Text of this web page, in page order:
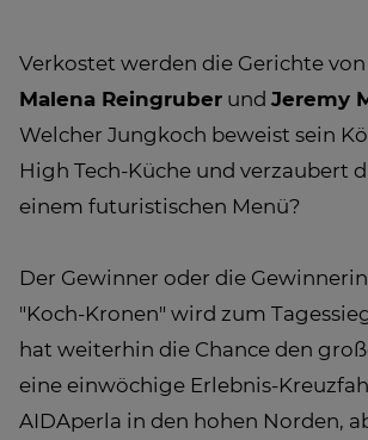
Verkostet werden die Gerichte von
Malena Reingruber und Jeremy
Welcher Jungkoch beweist sein
High Tech-Küche und verzaubert
einem futuristischen Menü?
Der Gewinner oder die
"Koch-Kronen" wird zum
hat weiterhin die Chance den
eine einwöchige Erlebnis-
AIDAperla in den hohen Norden,